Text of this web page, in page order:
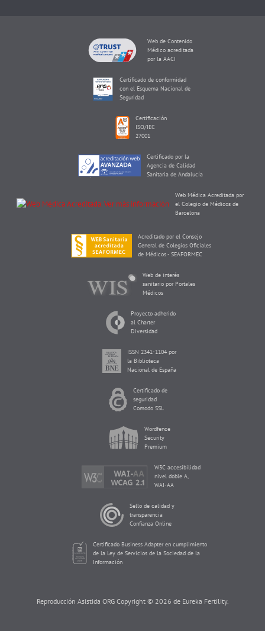
Web de Contenido
Médico acreditada
por la AACI
Certificado de conformidad
con el Esquema Nacional de
Seguridad
Certificación
ISO/IEC
27001
Certificado por la
Agencia de Calidad
Sanitaria de Andalucía
Web Médica Acreditada por
el Colegio de Médicos de
Barcelona
Acreditado por el Consejo
General de Colegios Oficiales
de Médicos - SEAFORMEC
Web de interés
sanitario por Portales
Médicos
Proyecto adherido
al Charter
Diversidad
ISSN 2341-1104 por
la Biblioteca
Nacional de España
Certificado de
seguridad
Comodo SSL
Wordfence
Security
Premium
W3C accesibilidad
nivel doble A,
WAI-AA
Sello de calidad y
transparencia
Confianza Online
Certificado Business Adapter en cumplimiento
de la Ley de Servicios de la Sociedad de la
Información
Reproducción Asistida ORG Copyright © 2026 de Eureka Fertility.